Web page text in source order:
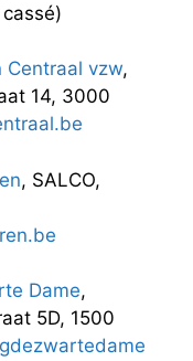
Centraal vzw,
14, 3000
, SALCO,
Dame,
5D, 1500